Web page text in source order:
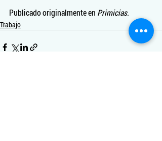
Publicado originalmente en Primicias.
Trabajo